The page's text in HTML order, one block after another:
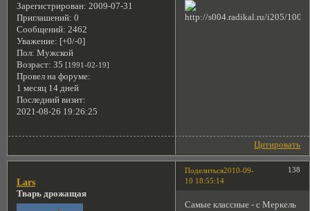
Зарегистрирован: 2009-07-31
Приглашений: 0
Сообщений: 2462
Уважение: [+0/-0]
Пол: Мужской
Возраст: 35 [1991-02-19]
Провел на форуме:
1 месяц 14 дней
Последний визит:
2021-08-26 19:26:25
Цитировать
Поделиться 138
2010-09-
10 18:55:14
Lars
Тварь дрожащая
Самые классные - с Меркель